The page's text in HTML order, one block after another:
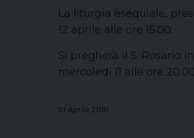
La liturgia esequiale,
12 aprile alle ore 15.00.
Si pregherà il S. Rosario
mercoledì 11 alle ore
10 Aprile 2018